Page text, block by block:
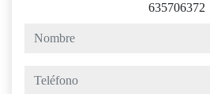
635706372
nombre
teléfono